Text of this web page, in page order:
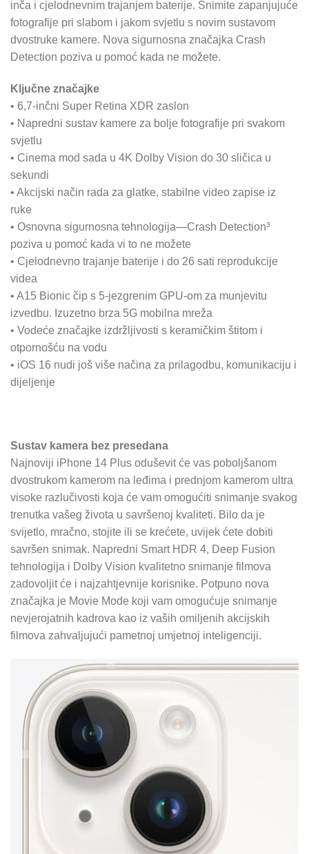
inča i cjelodnevnim trajanjem baterije. Snimite zapanjujuće
fotografije pri slabom i jakom svjetlu s novim sustavom
dvostruke kamere. Nova sigurnosna značajka Crash
Detection poziva u pomoć kada ne možete.
Ključne značajke
• 6,7-inčni Super Retina XDR zaslon
• Napredni sustav kamere za bolje fotografije pri svakom
svjetlu
• Cinema mod sada u 4K Dolby Vision do 30 sličica u
sekundi
• Akcijski način rada za glatke, stabilne video zapise iz
ruke
• Osnovna sigurnosna tehnologija—Crash Detection³
poziva u pomoć kada vi to ne možete
• Cjelodnevno trajanje baterije i do 26 sati reprodukcije
videa
• A15 Bionic čip s 5-jezgrenim GPU-om za munjevitu
izvedbu. Izuzetno brza 5G mobilna mreža
• Vodeće značajke izdržljivosti s keramičkim štitom i
otpornošću na vodu
• iOS 16 nudi još više načina za prilagodbu, komunikaciju i
dijeljenje
Sustav kamera bez presedana
Najnoviji iPhone 14 Plus oduševit će vas poboljšanom
dvostrukom kamerom na leđima i prednjom kamerom ultra
visoke razlučivosti koja će vam omogućiti snimanje svakog
trenutka vašeg života u savršenoj kvaliteti. Bilo da je
svijetlo, mračno, stojite ili se krećete, uvijek ćete dobiti
savršen snimak. Napredni Smart HDR 4, Deep Fusion
tehnologija i Dolby Vision kvalitetno snimanje filmova
zadovoljit će i najzahtjevnije korisnike. Potpuno nova
značajka je Movie Mode koji vam omogućuje snimanje
nevjerojatnih kadrova kao iz vaših omiljenih akcijskih
filmova zahvaljujući pametnoj umjetnoj inteligenciji.